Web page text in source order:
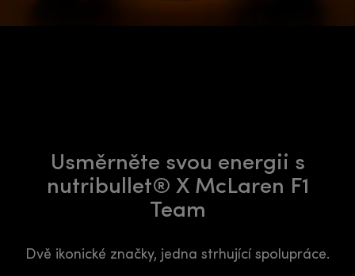
Usměrněte svou energii s
nutribullet® X McLaren F1
Team
Dvě ikonické značky, jedna strhující spolupráce.